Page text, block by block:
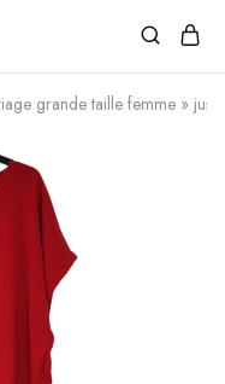
grande taille femme »